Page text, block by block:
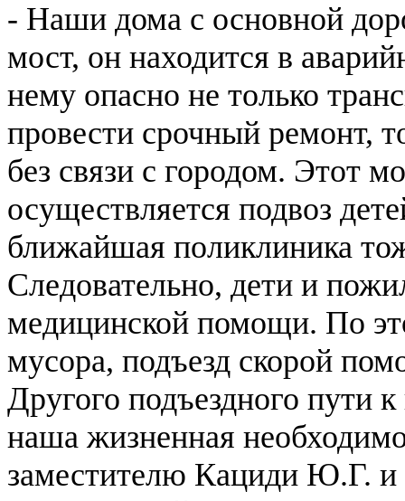
- Наши дома с основной
мост, он находится в
нему опасно не только
провести срочный ремонт,
без связи с городом. Этот
осуществляется подвоз
ближайшая поликлиника
Следовательно, дети и
медицинской помощи. По
мусора, подъезд скорой
Другого подъездного пути
наша жизненная
заместителю Кациди Ю.Г. и